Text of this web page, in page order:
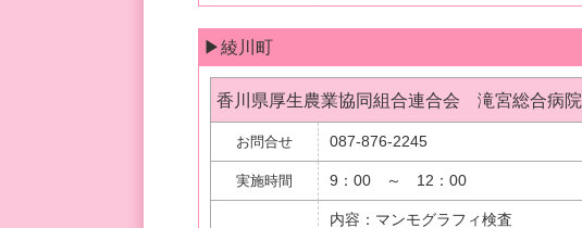
▶綾川町
香川県厚生農業協同組合連合会 滝宮総合病院
お問合せ 087-876-2245
実施時間 9：00 ～ 12：00
内容：マンモグラフィ検査